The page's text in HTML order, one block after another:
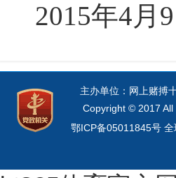
2015年4月9
主办单位：网上赌搏
Copyright © 2017 All
鄂ICP备05011845号 全